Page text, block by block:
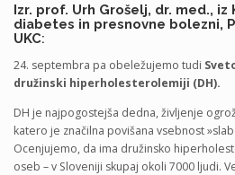
Izr. prof. Urh Grošelj, dr. med.,
diabetes in presnovne bolezni,
UKC:
24. septembra pa obeležujemo tudi
družinski hiperholesterolemiji (DH).
DH je najpogostejša dedna, življenje
katero je značilna povišana vsebnost
Ocenjujemo, da ima družinsko
oseb – v Sloveniji skupaj okoli 7000 ljudi.